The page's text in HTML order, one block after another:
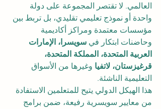
العالمي. لا تقتصر المجموعة على دولة
واحدة أو نموذج تعليمي تقليدي، بل تربط بين
مؤسسات معتمدة ومراكز أكاديمية
وحاضنات ابتكار في سويسرا، الإمارات
العربية المتحدة، المملكة المتحدة،
قرغيزستان، لاتفيا وغيرها من الأسواق
التعليمية الناشئة.
هذا الهيكل الدولي يتيح للمتعلمين الاستفادة
من معايير سويسرية رفيعة، ضمن برامج